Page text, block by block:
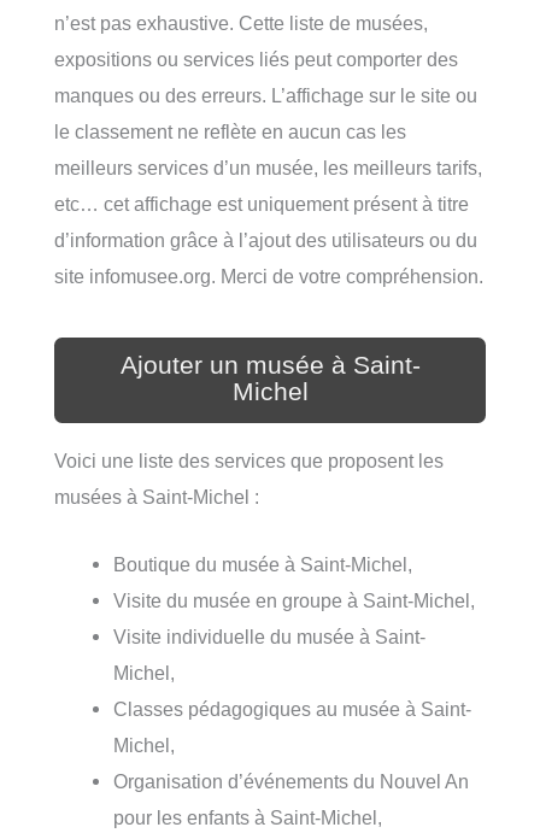
n’est pas exhaustive. Cette liste de musées,
expositions ou services liés peut comporter des
manques ou des erreurs. L’affichage sur le site ou
le classement ne reflète en aucun cas les
meilleurs services d’un musée, les meilleurs tarifs,
etc… cet affichage est uniquement présent à titre
d’information grâce à l’ajout des utilisateurs ou du
site infomusee.org. Merci de votre compréhension.
Ajouter un musée à Saint-
Michel
Voici une liste des services que proposent les
musées à Saint-Michel :
Boutique du musée à Saint-Michel,
Visite du musée en groupe à Saint-Michel,
Visite individuelle du musée à Saint-
Michel,
Classes pédagogiques au musée à Saint-
Michel,
Organisation d’événements du Nouvel An
pour les enfants à Saint-Michel,